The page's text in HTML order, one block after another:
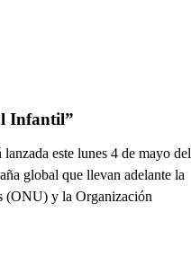
Infantil”
este lunes 4 de mayo del
global que llevan adelante la
(ONU) y la Organización